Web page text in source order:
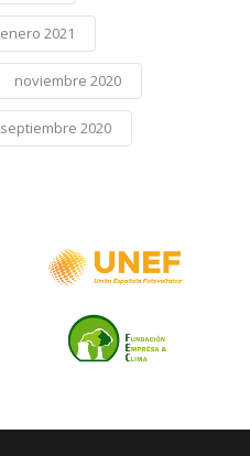
enero 2021
noviembre 2020
septiembre 2020